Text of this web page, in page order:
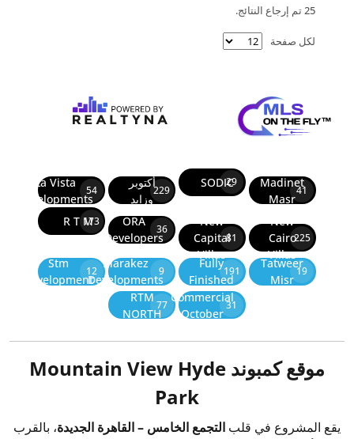
25 تم إرجاع النتائج.
لكل صفحة
Madinet
Masr
41
SODIC
29
أكتوبر
وزايد
229
La Vista
Developments
54
New
Cairo
Villas
225
New
Capital
Villas
81
ORA
Developers
36
R T M
173
Tatweer
Misr
19
Fully
Finished
191
Marakez
Developments
9
Stm
Development
12
Commercial
October
31
RTM
NORTH
77
موقع كمبوند Mountain View Hyde
Park
يقع المشروع في قلب التجمع الخامس – القاهرة الجديدة، بالقرب